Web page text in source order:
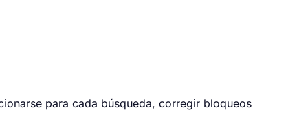
para cada búsqueda, corregir bloqueos